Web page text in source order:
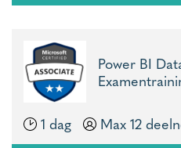
Power BI
1 dag
Max 12